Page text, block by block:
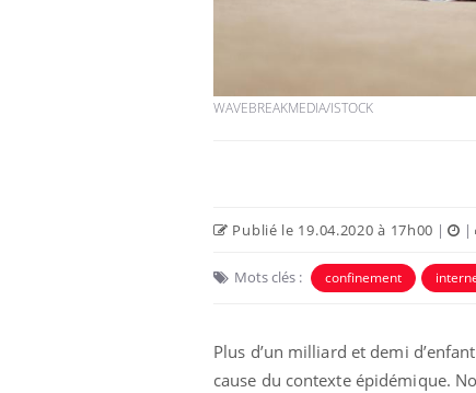
WAVEBREAKMEDIA/ISTOCK
Publié le 19.04.2020 à 17h00 | |
Mots clés : confinement
Plus d’un milliard et demi
cause du contexte épidémique.